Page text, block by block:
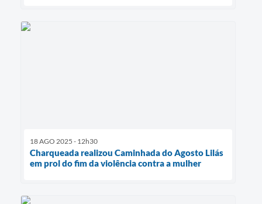
18 AGO 2025 - 12h30
Charqueada realizou Caminhada do Agosto Lilás
em prol do fim da violência contra a mulher